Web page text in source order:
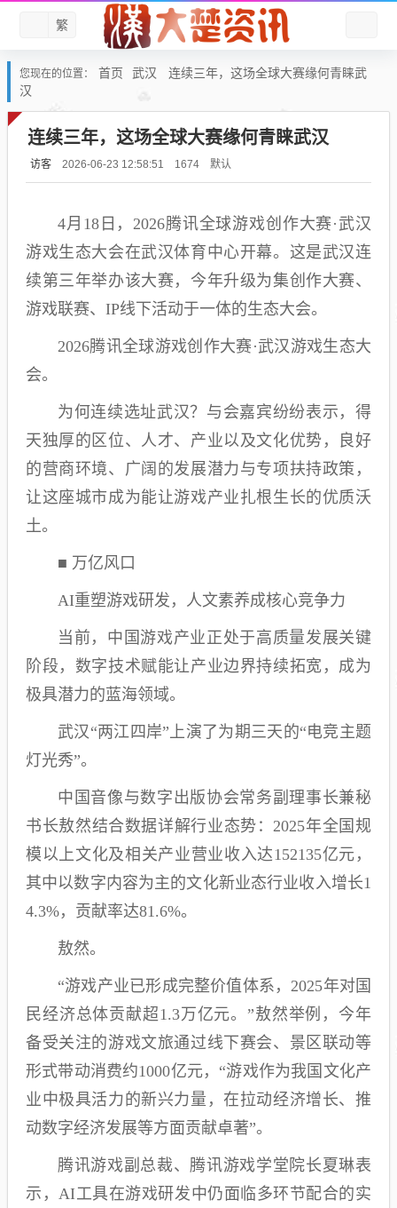
繁
您现在的位置： 首页 武汉
连续三年，这场全球大赛缘何青睐武
汉
连续三年，这场全球大赛缘何青睐武汉
访客 2026-06-23 12:58:51 1674 默认
4月18日，2026腾讯全球游戏创作大赛·武汉
游戏生态大会在武汉体育中心开幕。这是武汉连
续第三年举办该大赛，今年升级为集创作大赛、
游戏联赛、IP线下活动于一体的生态大会。
2026腾讯全球游戏创作大赛·武汉游戏生态大
会。
为何连续选址武汉？与会嘉宾纷纷表示，得
天独厚的区位、人才、产业以及文化优势，良好
的营商环境、广阔的发展潜力与专项扶持政策，
让这座城市成为能让游戏产业扎根生长的优质沃
土。
■ 万亿风口
AI重塑游戏研发，人文素养成核心竞争力
当前，中国游戏产业正处于高质量发展关键
阶段，数字技术赋能让产业边界持续拓宽，成为
极具潜力的蓝海领域。
武汉“两江四岸”上演了为期三天的“电竞主题
灯光秀”。
中国音像与数字出版协会常务副理事长兼秘
书长敖然结合数据详解行业态势：2025年全国规
模以上文化及相关产业营业收入达152135亿元，
其中以数字内容为主的文化新业态行业收入增长1
4.3%，贡献率达81.6%。
敖然。
“游戏产业已形成完整价值体系，2025年对国
民经济总体贡献超1.3万亿元。”敖然举例，今年
备受关注的游戏文旅通过线下赛会、景区联动等
形式带动消费约1000亿元，“游戏作为我国文化产
业中极具活力的新兴力量，在拉动经济增长、推
动数字经济发展等方面贡献卓著”。
腾讯游戏副总裁、腾讯游戏学堂院长夏琳表
示，AI工具在游戏研发中仍面临多环节配合的实